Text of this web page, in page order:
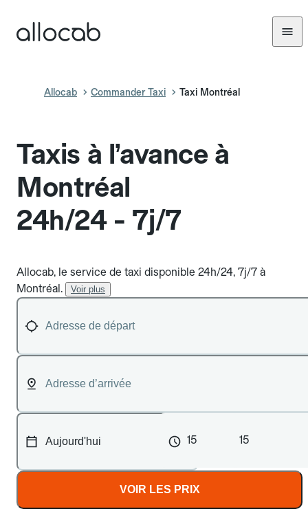
Allocab Commander Taxi Taxi Montréal
Taxis à l’avance à
Montréal
24h/24 - 7j/7
Allocab, le service de taxi disponible 24h/24, 7j/7 à
Montréal.
Voir plus
15 15
VOIR LES PRIX